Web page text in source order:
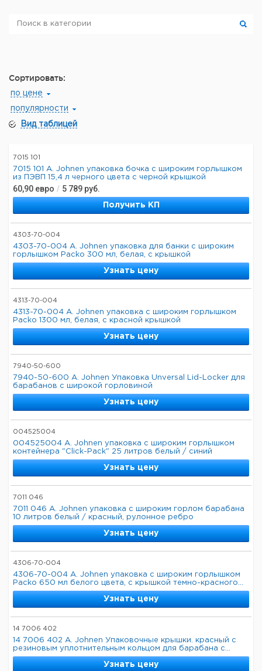
Сортировать:
по цене
популярности
Вид таблицей
7015 101
7015 101 A. Johnen упаковка бочка с широким горлышком
из ПЭВП 15,4 л черного цвета с черной крышкой
60,90 евро / 5 789 руб.
Получить КП
4303-70-004
4303-70-004 A. Johnen упаковка для банки с широким
горлышком Packo 300 мл, белая, с крышкой
Узнать цену
4313-70-004
4313-70-004 A. Johnen упаковка с широким горлышком
Packo 1300 мл, белая, с красной крышкой
Узнать цену
7940-50-600
7940-50-600 A. Johnen Упаковка Unversal Lid-Locker для
барабанов с широкой горловиной
Узнать цену
004525004
004525004 A. Johnen упаковка с широким горлышком
контейнера "Click-Pack" 25 литров белый / синий
Узнать цену
7011 046
7011 046 A. Johnen упаковка с широким горлом барабана
10 литров белый / красный, рулонное ребро
Узнать цену
4306-70-004
4306-70-004 A. Johnen упаковка с широким горлышком
Packo 650 мл белого цвета, с крышкой темно-красного...
Узнать цену
14 7006 402
14 7006 402 A. Johnen Упаковочные крышки. красный с
резиновым уплотнительным кольцом для барабана с...
Узнать цену